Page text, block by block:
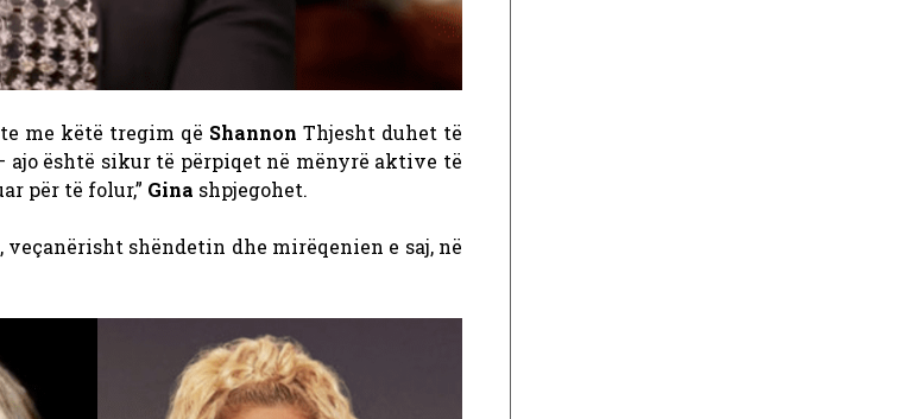
me këtë tregim që Shannon Thjesht duhet të
ajo është sikur të përpiqet në mënyrë aktive të
për të folur,” Gina shpjegohet.
shëndetin dhe mirëqenien e saj, në